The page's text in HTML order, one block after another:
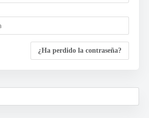
¿Ha perdido la contraseña?